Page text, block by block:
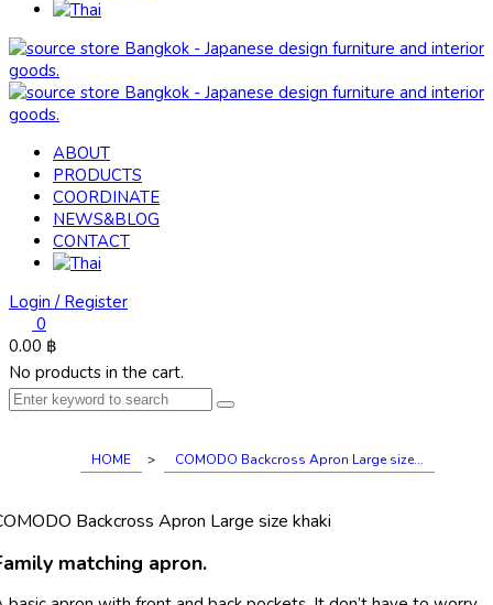
ABOUT
PRODUCTS
COORDINATE
NEWS&BLOG
CONTACT
Login / Register
0
0.00 ฿
No products in the cart.
HOME > COMODO Backcross Apron Large size...
Backcross Apron Large size khaki
matching apron.